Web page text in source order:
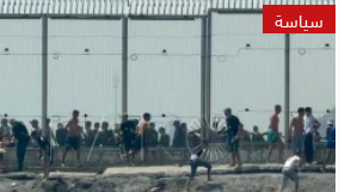
سياسة